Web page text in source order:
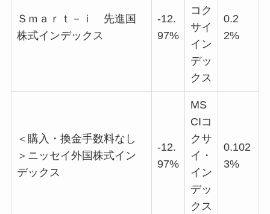
Ｓｍａｒｔ－ｉ 先進国
株式インデックス
-12.
97%
コク
サイ
イン
デッ
クス
0.2
2%
＜購入・換金手数料なし
＞ニッセイ外国株式イン
デックス
-12.
97%
MS
CIコ
クサ
イ・
イン
デッ
クス
0.102
3%